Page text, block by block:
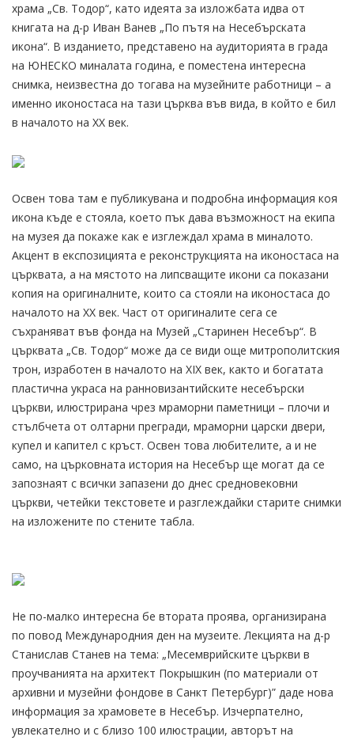
храма „Св. Тодор“, като идеята за изложбата идва от
книгата на д-р Иван Ванев „По пътя на Несебърската
икона“. В изданието, представено на аудиторията в града
на ЮНЕСКО миналата година, е поместена интересна
снимка, неизвестна до тогава на музейните работници – а
именно иконостаса на тази църква във вида, в който е бил
в началото на XX век.
Освен това там е публикувана и подробна информация коя
икона къде е стояла, което пък дава възможност на екипа
на музея да покаже как е изглеждал храма в миналото.
Акцент в експозицията е реконструкцията на иконостаса на
църквата, а на мястото на липсващите икони са показани
копия на оригиналните, които са стояли на иконостаса до
началото на XX век. Част от оригиналите сега се
съхраняват във фонда на Музей „Старинен Несебър“. В
църквата „Св. Тодор“ може да се види още митрополитския
трон, изработен в началото на XIX век, както и богатата
пластична украса на ранновизантийските несебърски
църкви, илюстрирана чрез мраморни паметници – плочи и
стълбчета от олтарни прегради, мраморни царски двери,
купел и капител с кръст. Освен това любителите, а и не
само, на църковната история на Несебър ще могат да се
запознаят с всички запазени до днес средновековни
църкви, четейки текстовете и разглеждайки старите снимки
на изложените по стените табла.
Не по-малко интересна бе втората проява, организирана
по повод Международния ден на музеите. Лекцията на д-р
Станислав Станев на тема: „Месемврийските църкви в
проучванията на архитект Покрышкин (по материали от
архивни и музейни фондове в Санкт Петербург)” даде нова
информация за храмовете в Несебър. Изчерпателно,
увлекателно и с близо 100 илюстрации, авторът на